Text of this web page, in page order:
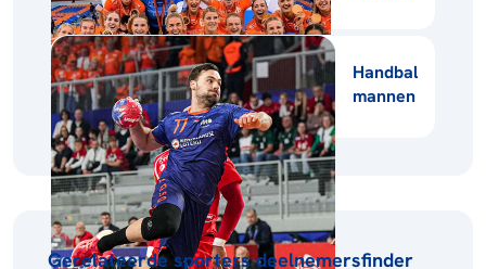
Handbal
mannen
Gerelateerde sporters deelnemersfinder